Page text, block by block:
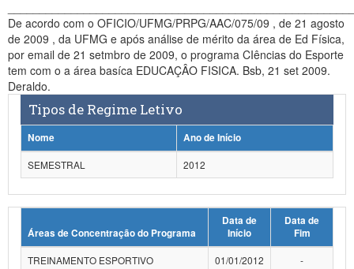
De acordo com o OFICIO/UFMG/PRPG/AAC/075/09 , de 21 agosto
de 2009 , da UFMG e após análise de mérito da área de Ed Física,
por email de 21 setmbro de 2009, o programa CIências do Esporte
tem com o a área basíca EDUCAÇÂO FISICA. Bsb, 21 set 2009.
Deraldo.
Tipos de Regime Letivo
Nome
Ano de Início
SEMESTRAL
2012
Áreas de Concentração do Programa
Data de
Início
Data de
Fim
TREINAMENTO ESPORTIVO
01/01/2012 -